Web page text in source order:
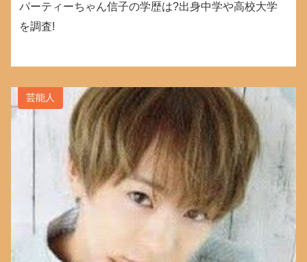
パーティーちゃん信子の学歴は?出身中学や高校大学
を調査!
芸能人